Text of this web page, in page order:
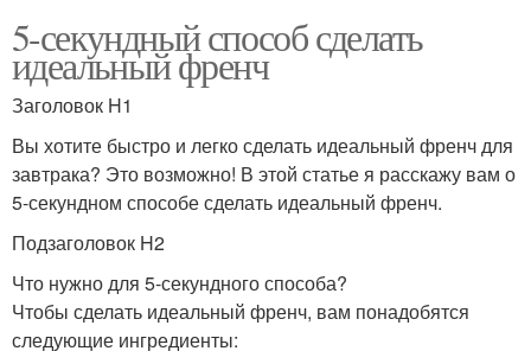
5-секундный способ сделать
идеальный френч
Заголовок H1
Вы хотите быстро и легко сделать идеальный френч для
завтрака? Это возможно! В этой статье я расскажу вам о
5-секундном способе сделать идеальный френч.
Подзаголовок H2
Что нужно для 5-секундного способа?
Чтобы сделать идеальный френч, вам понадобятся
следующие ингредиенты: